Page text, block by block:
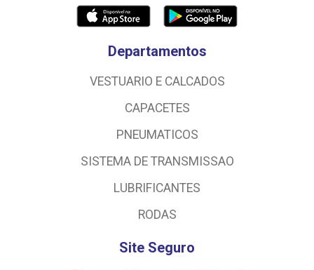
Departamentos
VESTUARIO E CALCADOS
CAPACETES
PNEUMATICOS
SISTEMA DE TRANSMISSAO
LUBRIFICANTES
RODAS
Site Seguro